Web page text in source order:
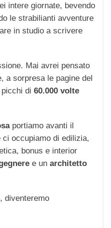
intere giornate, bevendo
le strabilianti avventure
in studio a scrivere
Mai avrei pensato
a sorpresa le pagine del
di 60.000 volte
portiamo avanti il
occupiamo di edilizia,
bonus e interior
e un architetto
diventeremo